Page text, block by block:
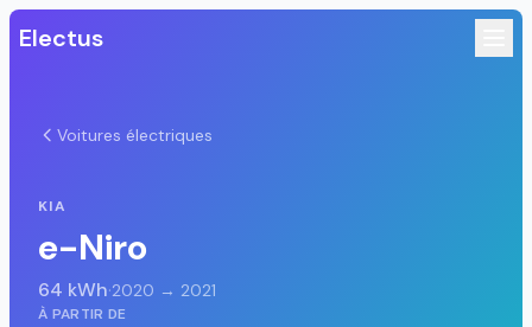
Electus
Voitures électriques
KIA
e-Niro
64 kWh·2020 → 2021
À PARTIR DE